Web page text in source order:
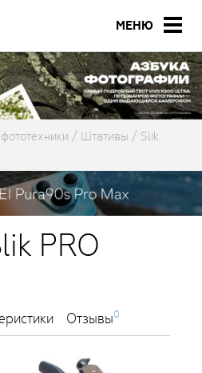
МЕНЮ
Штативы
Slik
PRO
Отзывы0